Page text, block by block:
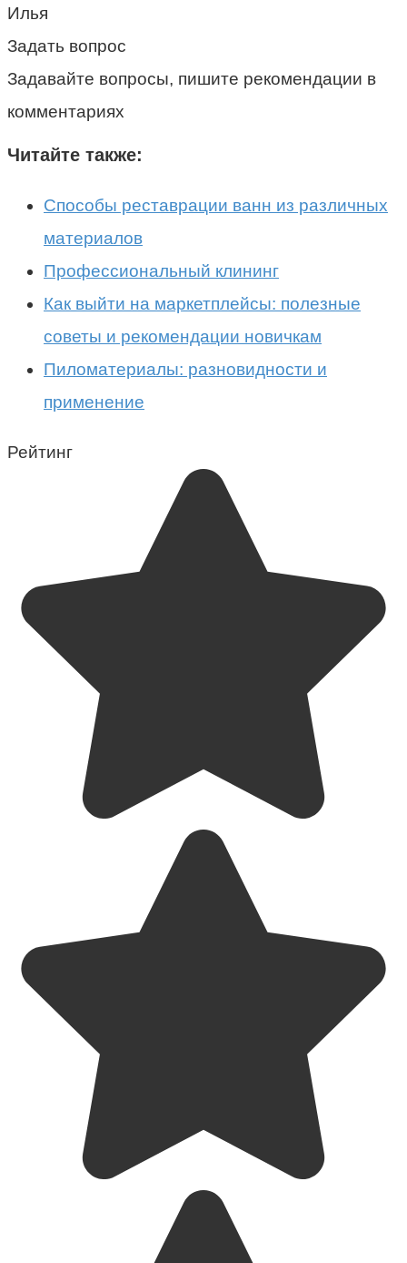
Илья
Задать вопрос
Задавайте вопросы, пишите рекомендации в
комментариях
Читайте также:
Способы реставрации ванн из различных
материалов
Профессиональный клининг
Как выйти на маркетплейсы: полезные
советы и рекомендации новичкам
Пиломатериалы: разновидности и
применение
Рейтинг